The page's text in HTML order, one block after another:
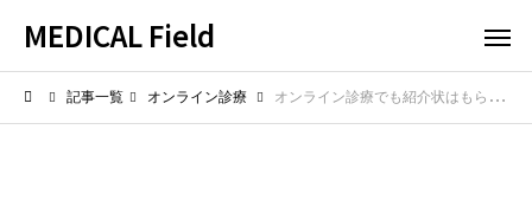
MEDICAL Field
記事一覧 オンライン診療 オンライン診療でも紹介状はもらえるの？専門病院へのスムーズな連携手順